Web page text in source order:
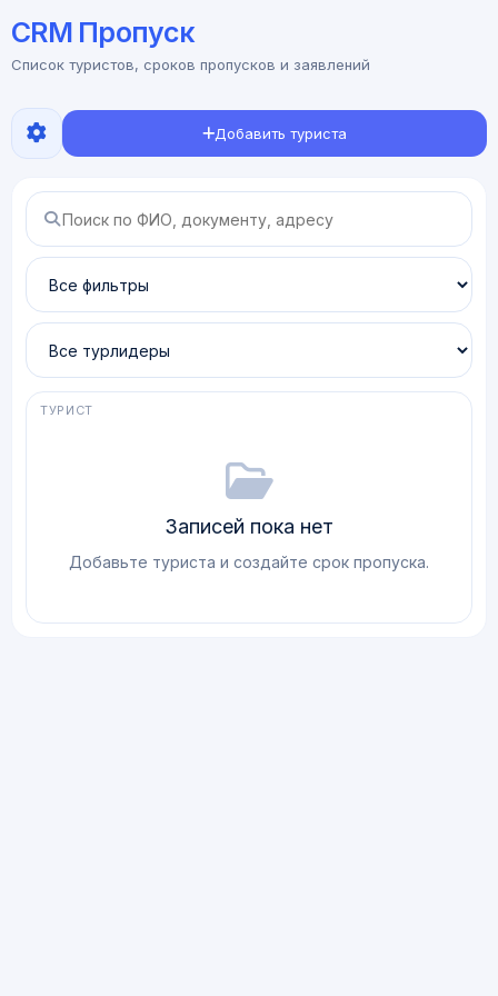
CRM Пропуск
Список туристов, сроков пропусков и заявлений
Добавить туриста
Записей пока нет
Добавьте туриста и создайте срок пропуска.